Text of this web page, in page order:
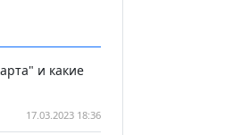
и какие
17.03.2023 18:36